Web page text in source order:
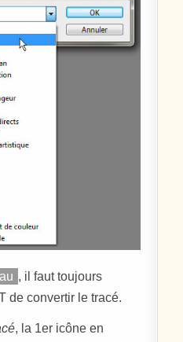
, il faut toujours
de convertir le tracé.
, la 1er icône en